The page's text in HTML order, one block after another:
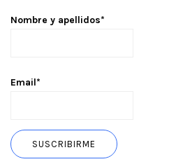
Nombre y apellidos*
Email*